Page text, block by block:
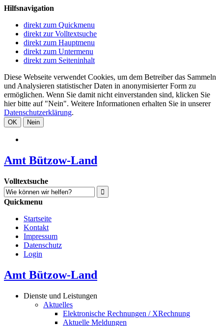
Hilfsnavigation
direkt zum Quickmenu
direkt zur Volltextsuche
direkt zum Hauptmenu
direkt zum Untermenu
direkt zum Seiteninhalt
Diese Webseite verwendet Cookies, um dem Betreiber das Sammeln
und Analysieren statistischer Daten in anonymisierter Form zu
ermöglichen. Wenn Sie damit nicht einverstanden sind, klicken Sie
hier bitte auf "Nein". Weitere Informationen erhalten Sie in unserer
Datenschutzerklärung.
OK Nein
Amt Bützow-Land
Volltextsuche
Quickmenu
Startseite
Kontakt
Impressum
Datenschutz
Login
Amt Bützow-Land
Dienste und Leistungen
Aktuelles
Elektronische Rechnungen / XRechnung
Aktuelle Meldungen